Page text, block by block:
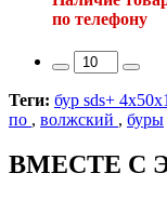
по телефону
Теги: бур sds+
по , волжский , буры
ВМЕСТЕ С